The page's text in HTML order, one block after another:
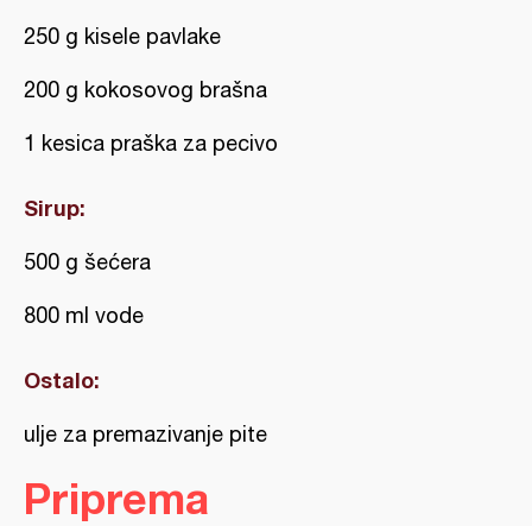
250 g kisele pavlake
200 g kokosovog brašna
1 kesica praška za pecivo
Sirup:
500 g šećera
800 ml vode
Ostalo:
ulje za premazivanje pite
Priprema